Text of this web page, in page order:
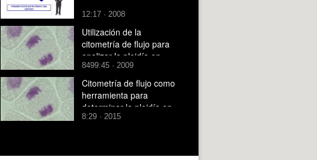
12:17 · 2008
Utilización de la
citometría de flujo para
analizar la ploidía en
plantas
8499:45 · 2009
Citometría de flujo como
herramienta para
determinar la ploidía en
plantas
8:29 · 2015